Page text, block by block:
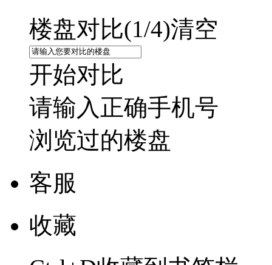
楼盘对比(1/4)清空
开始对比
请输入正确手机号
浏览过的楼盘
客服
收藏